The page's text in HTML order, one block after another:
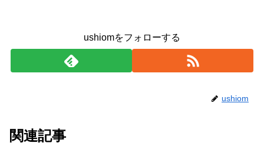
ushiomをフォローする
ushiom
関連記事